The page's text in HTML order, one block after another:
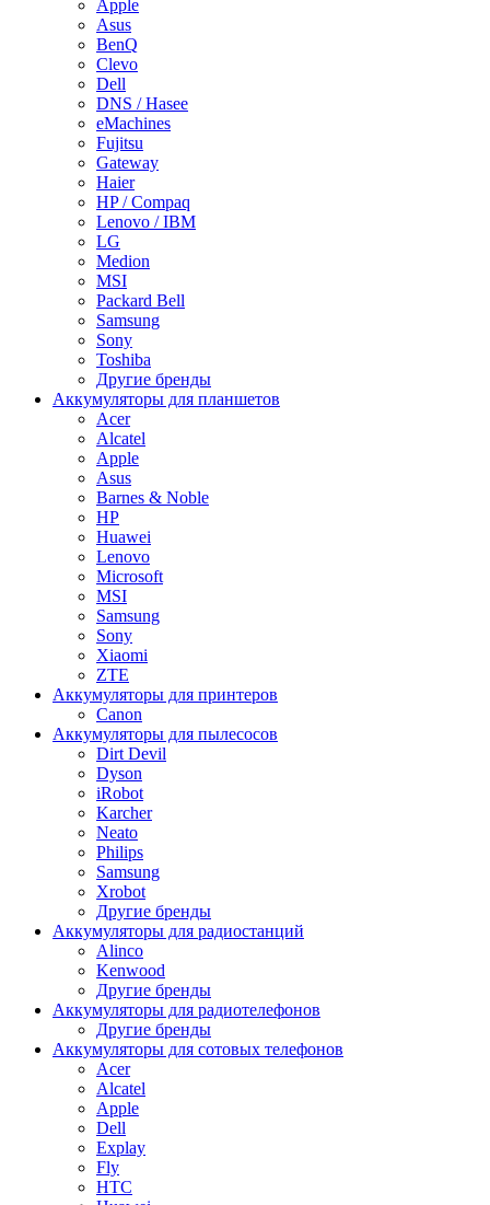
Apple
Asus
BenQ
Clevo
Dell
DNS / Hasee
eMachines
Fujitsu
Gateway
Haier
HP / Compaq
Lenovo / IBM
LG
Medion
MSI
Packard Bell
Samsung
Sony
Toshiba
Другие бренды
Аккумуляторы для планшетов
Acer
Alcatel
Apple
Asus
Barnes & Noble
HP
Huawei
Lenovo
Microsoft
MSI
Samsung
Sony
Xiaomi
ZTE
Аккумуляторы для принтеров
Canon
Аккумуляторы для пылесосов
Dirt Devil
Dyson
iRobot
Karcher
Neato
Philips
Samsung
Xrobot
Другие бренды
Аккумуляторы для радиостанций
Alinco
Kenwood
Другие бренды
Аккумуляторы для радиотелефонов
Другие бренды
Аккумуляторы для сотовых телефонов
Acer
Alcatel
Apple
Dell
Explay
Fly
HTC